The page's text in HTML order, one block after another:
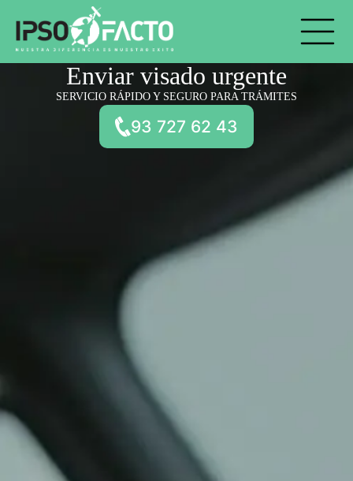
content
Enviar visado urgente
SERVICIO RÁPIDO Y SEGURO PARA TRÁMITES
93 727 62 43